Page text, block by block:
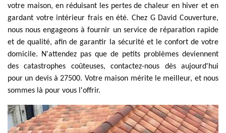
votre maison, en réduisant les pertes de chaleur en hiver et en
gardant votre intérieur frais en été. Chez G David Couverture,
nous nous engageons à fournir un service de réparation rapide
et de qualité, afin de garantir la sécurité et le confort de votre
domicile. N'attendez pas que de petits problèmes deviennent
des catastrophes coûteuses, contactez-nous dès aujourd'hui
pour un devis à 27500. Votre maison mérite le meilleur, et nous
sommes là pour vous l'offrir.